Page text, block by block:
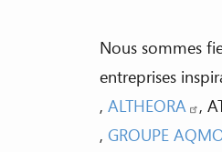
Nous sommes
entreprises
, ALTHEORA ,
, GROUPE